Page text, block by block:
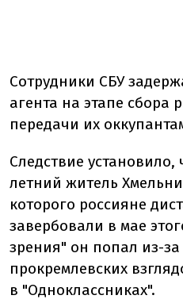
Сотрудники СБУ
агента на этапе сбора
передачи их
Следствие установило,
летний житель
которого россияне
завербовали в мае
зрения" он попал из-
прокремлевских
в "Одноклассниках".